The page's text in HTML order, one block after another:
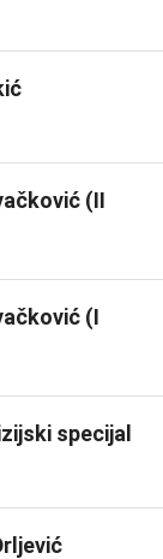
(II
(I
specijal